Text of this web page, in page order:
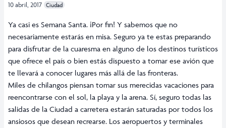
10 abril, 2017 Ciudad
Ya casi es Semana Santa. ¡Por fin! Y sabemos que no
necesariamente estarás en misa. Seguro ya te estas preparando
para disfrutar de la cuaresma en alguno de los destinos turísticos
que ofrece el país o bien estás dispuesto a tomar ese avión que
te llevará a conocer lugares más allá de las fronteras.
Miles de chilangos piensan tomar sus merecidas vacaciones para
reencontrarse con el sol, la playa y la arena. Sí, seguro todas las
salidas de la Ciudad a carretera estarán saturadas por todos los
ansiosos que desean recrearse. Los aeropuertos y terminales